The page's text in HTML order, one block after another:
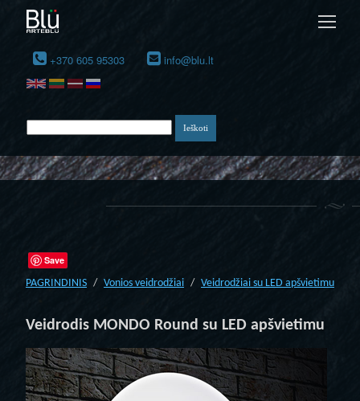
+370 605 95303 info@blu.lt
Save
PAGRINDINIS
Vonios veidrodžiai Veidrodžiai su LED apšvietimu
Veidrodis MONDO Round su LED apšvietimu